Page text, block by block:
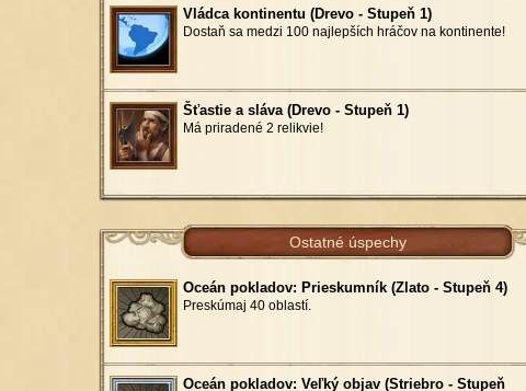
Vládca kontinentu (Drevo - Stupeň 1)
Dostaň sa medzi 100 najlepších hráčov na kontinente!
Šťastie a sláva (Drevo - Stupeň 1)
Má priradené 2 relikvie!
Ostatné úspechy
Oceán pokladov: Prieskumník (Zlato - Stupeň 4)
Preskúmaj 40 oblastí.
Oceán pokladov: Veľký objav (Striebro - Stupeň